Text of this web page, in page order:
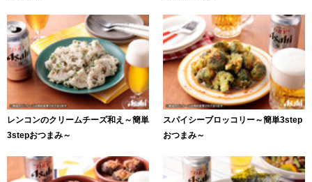
レンコンのクリームチーズ和え～簡単
3stepおつまみ～
スパイシーブロッコリー～簡単3step
おつまみ～